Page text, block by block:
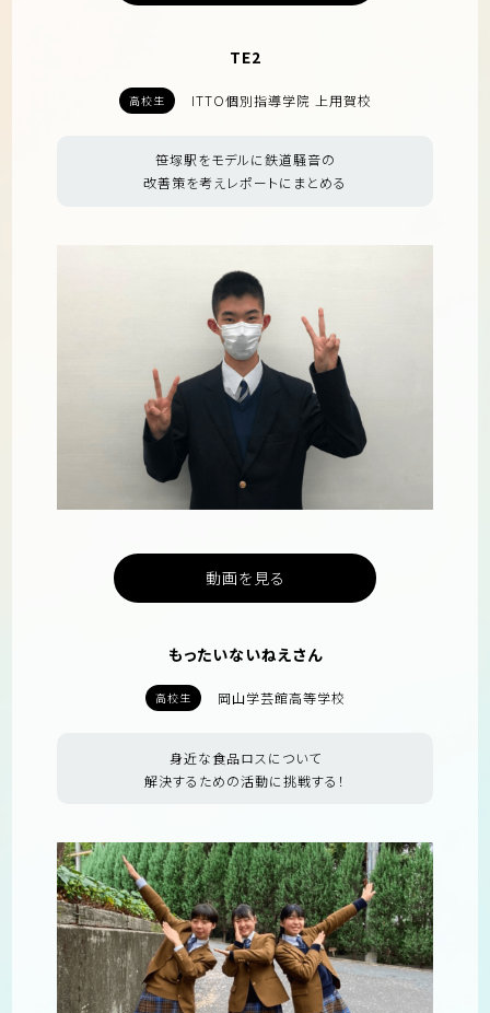
TE2
高校生 ITTO個別指導学院 上用賀校
笹塚駅をモデルに鉄道騒音の
改善策を考えレポートにまとめる
動画を見る
もったいないねえさん
高校生 岡山学芸館高等学校
身近な食品ロスについて
解決するための活動に挑戦する！